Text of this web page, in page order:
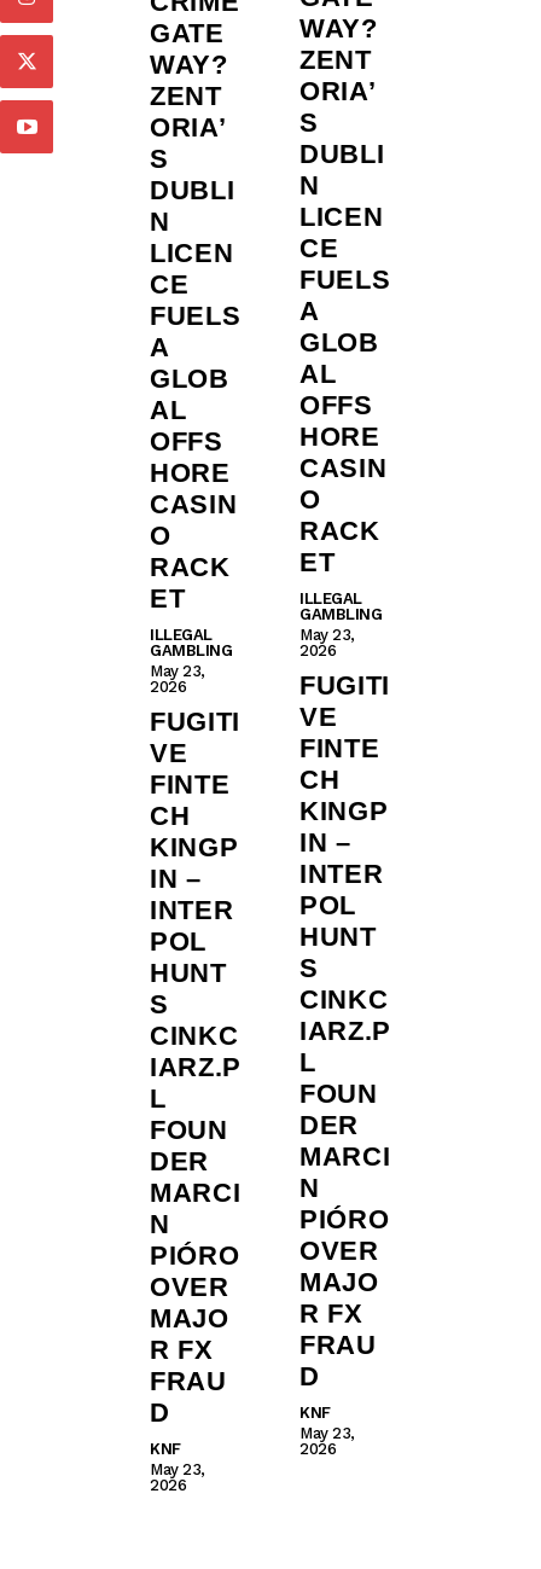
GATE
WAY?
ZENT
ORIA’
S
DUBLI
N
LICEN
CE
FUELS
A
GLOB
AL
OFFS
HORE
CASIN
O
RACK
ET
ILLEGAL
GAMBLING
May 23,
2026
FUGITI
VE
FINTE
CH
KINGP
IN –
INTER
POL
HUNT
S
CINKC
IARZ.P
L
FOUN
DER
MARCI
N
PIÓRO
OVER
MAJO
R FX
FRAU
D
KNF
May 23,
2026
WAY?
ZENT
ORIA’
S
DUBLI
N
LICEN
CE
FUELS
A
GLOB
AL
OFFS
HORE
CASIN
O
RACK
ET
ILLEGAL
GAMBLING
May 23,
2026
FUGITI
VE
FINTE
CH
KINGP
IN –
INTER
POL
HUNT
S
CINKC
IARZ.P
L
FOUN
DER
MARCI
N
PIÓRO
OVER
MAJO
R FX
FRAU
D
KNF
May 23,
2026